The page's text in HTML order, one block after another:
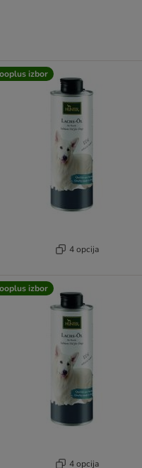
izbor
4 opcija
izbor
4 opcija